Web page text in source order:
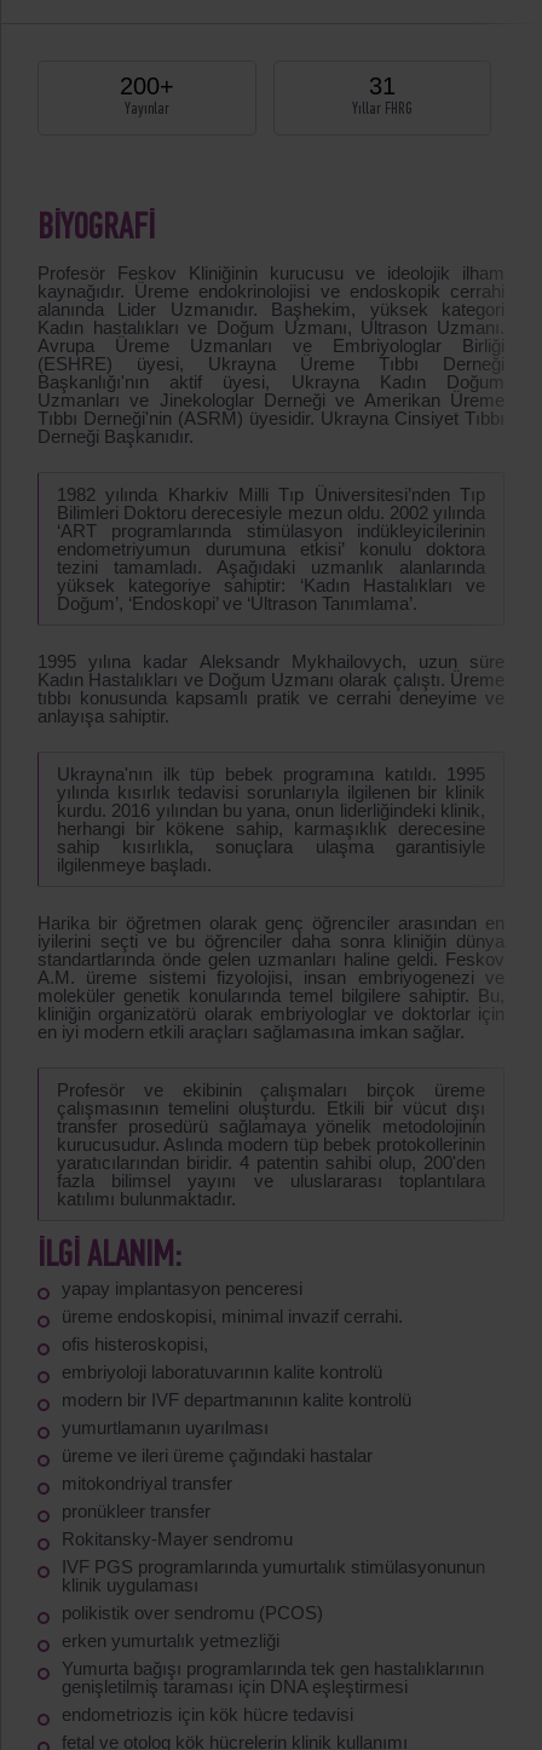
200+
Yayınlar
31
Yıllar FHRG
BIYOGRAFI
Profesör Feskov Kliniğinin kurucusu ve ideolojik ilham
kaynağıdır. Üreme endokrinolojisi ve endoskopik cerrahi
alanında Lider Uzmanıdır. Başhekim, yüksek kategori
Kadın hastalıkları ve Doğum Uzmanı, Ultrason Uzmanı.
Avrupa Üreme Uzmanları ve Embriyologlar Birliği
(ESHRE) üyesi, Ukrayna Üreme Tıbbı Derneği
Başkanlığı'nın aktif üyesi, Ukrayna Kadın Doğum
Uzmanları ve Jinekologlar Derneği ve Amerikan Üreme
Tıbbı Derneği'nin (ASRM) üyesidir. Ukrayna Cinsiyet Tıbbı
Derneği Başkanıdır.
1982 yılında Kharkiv Milli Tıp Üniversitesi’nden Tıp
Bilimleri Doktoru derecesiyle mezun oldu. 2002 yılında
‘ART programlarında stimülasyon indükleyicilerinin
endometriyumun durumuna etkisi’ konulu doktora
tezini tamamladı. Aşağıdaki uzmanlık alanlarında
yüksek kategoriye sahiptir: ‘Kadın Hastalıkları ve
Doğum’, ‘Endoskopi’ ve ‘Ultrason Tanımlama’.
1995 yılına kadar Aleksandr Mykhailovych, uzun süre
Kadın Hastalıkları ve Doğum Uzmanı olarak çalıştı. Üreme
tıbbı konusunda kapsamlı pratik ve cerrahi deneyime ve
anlayışa sahiptir.
Ukrayna'nın ilk tüp bebek programına katıldı. 1995
yılında kısırlık tedavisi sorunlarıyla ilgilenen bir klinik
kurdu. 2016 yılından bu yana, onun liderliğindeki klinik,
herhangi bir kökene sahip, karmaşıklık derecesine
sahip kısırlıkla, sonuçlara ulaşma garantisiyle
ilgilenmeye başladı.
Harika bir öğretmen olarak genç öğrenciler arasından en
iyilerini seçti ve bu öğrenciler daha sonra kliniğin dünya
standartlarında önde gelen uzmanları haline geldi. Feskov
A.M. üreme sistemi fizyolojisi, insan embriyogenezi ve
moleküler genetik konularında temel bilgilere sahiptir. Bu,
kliniğin organizatörü olarak embriyologlar ve doktorlar için
en iyi modern etkili araçları sağlamasına imkan sağlar.
Profesör ve ekibinin çalışmaları birçok üreme
çalışmasının temelini oluşturdu. Etkili bir vücut dışı
transfer prosedürü sağlamaya yönelik metodolojinin
kurucusudur. Aslında modern tüp bebek protokollerinin
yaratıcılarından biridir. 4 patentin sahibi olup, 200'den
fazla bilimsel yayını ve uluslararası toplantılara
katılımı bulunmaktadır.
İLGI ALANIM:
yapay implantasyon penceresi
üreme endoskopisi, minimal invazif cerrahi.
ofis histeroskopisi,
embriyoloji laboratuvarının kalite kontrolü
modern bir IVF departmanının kalite kontrolü
yumurtlamanın uyarılması
üreme ve ileri üreme çağındaki hastalar
mitokondriyal transfer
pronükleer transfer
Rokitansky-Mayer sendromu
IVF PGS programlarında yumurtalık stimülasyonunun
klinik uygulaması
polikistik over sendromu (PCOS)
erken yumurtalık yetmezliği
Yumurta bağışı programlarında tek gen hastalıklarının
genişletilmiş taraması için DNA eşleştirmesi
endometriozis için kök hücre tedavisi
fetal ve otolog kök hücrelerin klinik kullanımı